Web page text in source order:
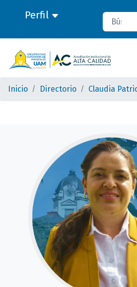
Perfil Buscar
Inicio Directorio Claudia